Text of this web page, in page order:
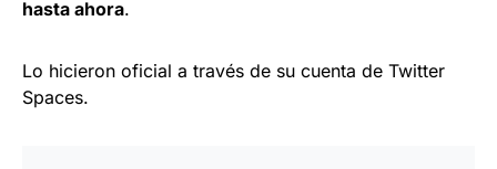
hasta ahora.
Lo hicieron oficial a través de su cuenta de Twitter
Spaces.